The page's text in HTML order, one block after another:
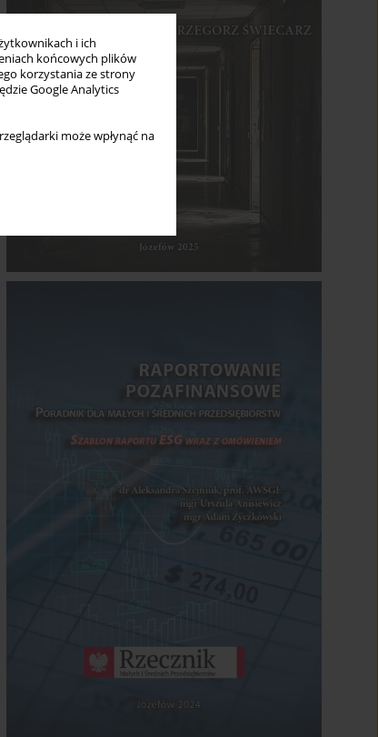
i ich
końcowych plików
korzystania ze strony
Google Analytics
może wpłynąć na